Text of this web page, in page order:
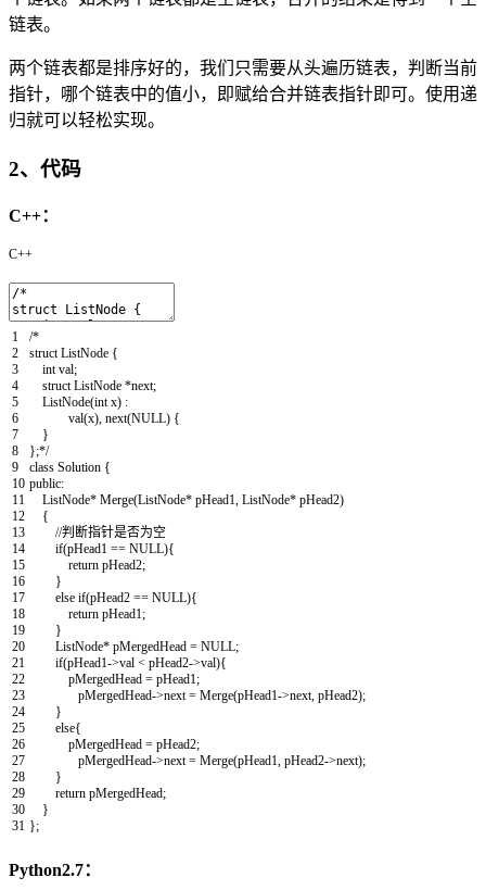
链表。
两个链表都是排序好的，我们只需要从头遍历链表，判断当前
指针，哪个链表中的值小，即赋给合并链表指针即可。使用递
归就可以轻松实现。
2、代码
C++：
C++
1
2
3
4
5
6
7
8
9
10
11
12
13
14
15
16
17
18
19
20
21
22
23
24
25
26
27
28
29
30
31
/*
struct ListNode {
int val;
struct ListNode *next;
ListNode(int x) :
val(x), next(NULL) {
}
};*/
class Solution {
public:
ListNode* Merge(ListNode* pHead1, ListNode* pHead2)
{
//判断指针是否为空
if(pHead1 == NULL){
return pHead2;
}
else if(pHead2 == NULL){
return pHead1;
}
ListNode* pMergedHead = NULL;
if(pHead1->val < pHead2->val){
pMergedHead = pHead1;
pMergedHead->next = Merge(pHead1->next, pHead2);
}
else{
pMergedHead = pHead2;
pMergedHead->next = Merge(pHead1, pHead2->next);
}
return pMergedHead;
}
};
Python2.7：